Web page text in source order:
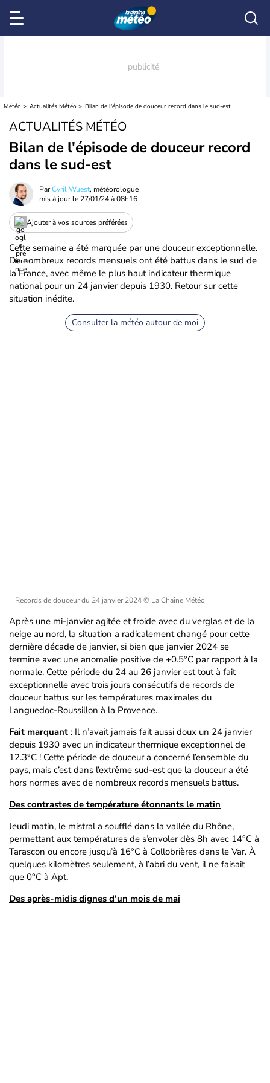
Météo Actualités Météo Bilan de l'épisode de douceur record dans le sud-est
ACTUALITÉS MÉTÉO
Bilan de l'épisode de douceur record
dans le sud-est
ParCyril Wuest, météorologue
mis à jour le 27/01/24 à 08h16
Ajouter à vos sources préférées
Cette semaine a été marquée par une douceur exceptionnelle.
De nombreux records mensuels ont été battus dans le sud de
la France, avec même le plus haut indicateur thermique
national pour un 24 janvier depuis 1930. Retour sur cette
situation inédite.
Consulter la météo autour de moi
Records de douceur du 24 janvier 2024© La Chaîne Météo
Après une mi-janvier agitée et froide avec du verglas et de la
neige au nord, la situation a radicalement changé pour cette
dernière décade de janvier, si bien que janvier 2024 se
termine avec une anomalie positive de +0.5°C par rapport à la
normale. Cette période du 24 au 26 janvier est tout à fait
exceptionnelle avec trois jours consécutifs de records de
douceur battus sur les températures maximales du
Languedoc-Roussillon à la Provence.
Fait marquant : Il n’avait jamais fait aussi doux un 24 janvier
depuis 1930 avec un indicateur thermique exceptionnel de
12.3°C ! Cette période de douceur a concerné l’ensemble du
pays, mais c’est dans l’extrême sud-est que la douceur a été
hors normes avec de nombreux records mensuels battus.
Des contrastes de température étonnants le matin
Jeudi matin, le mistral a soufflé dans la vallée du Rhône,
permettant aux températures de s’envoler dès 8h avec 14°C à
Tarascon ou encore jusqu’à 16°C à Collobrières dans le Var. À
quelques kilomètres seulement, à l’abri du vent, il ne faisait
que 0°C à Apt.
Des après-midis dignes d'un mois de mai